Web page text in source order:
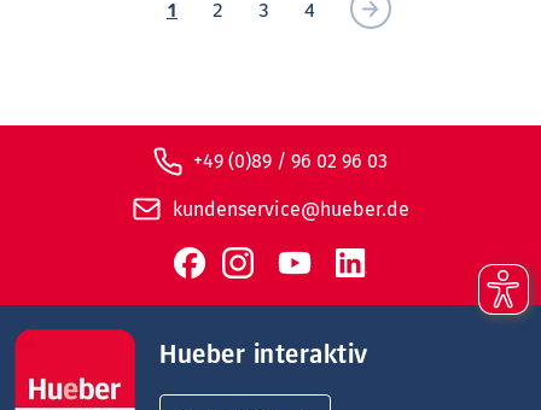
1 2 3 4
+49 (0)89 / 96 02 96 03
kundenservice@hueber.de
Hueber interaktiv